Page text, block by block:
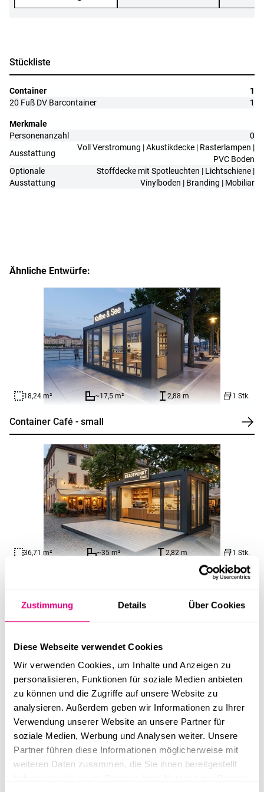
Zustimmung Details Über Cookies
Diese Webseite verwendet Cookies
Wir verwenden Cookies, um Inhalte und Anzeigen zu
personalisieren, Funktionen für soziale Medien anbieten
zu können und die Zugriffe auf unsere Website zu
analysieren. Außerdem geben wir Informationen zu Ihrer
Verwendung unserer Website an unsere Partner für
soziale Medien, Werbung und Analysen weiter. Unsere
Partner führen diese Informationen möglicherweise mit
weiteren Daten zusammen, die Sie ihnen bereitgestellt
Stückliste
Container
1
20 Fuß DV Barcontainer
1
Merkmale
Personenanzahl
0
Ausstattung
Voll Verstromung | Akustikdecke | Rasterlampen |
PVC Boden
Optionale
Ausstattung
Stoffdecke mit Spotleuchten | Lichtschiene |
Vinylboden | Branding | Mobiliar
Ähnliche Entwürfe:
18,24 m² ~17,5 m² 2,88 m 1 Stk.
Container Café - small
36,71 m² ~35 m² 2,82 m 1 Stk.
28,61 m² ~35 m² 4,13 m 1 Stk.
Bistro-Container small